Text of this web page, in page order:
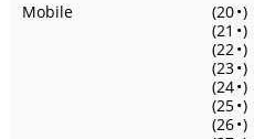
Mobile
(20•)
(21 •)
(22•)
(23•)
(24•)
(25•)
(26•)